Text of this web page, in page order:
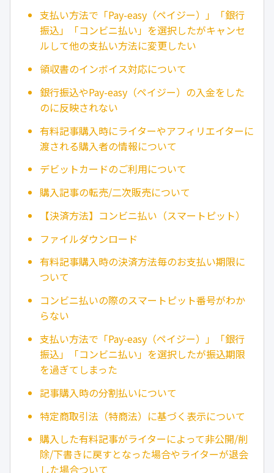
支払い方法で「Pay-easy（ペイジー）」「銀行
振込」「コンビニ払い」を選択したがキャンセ
ルして他の支払い方法に変更したい
領収書のインボイス対応について
銀行振込やPay-easy（ペイジー）の入金をした
のに反映されない
有料記事購入時にライターやアフィリエイターに
渡される購入者の情報について
デビットカードのご利用について
購入記事の転売/二次販売について
【決済方法】コンビニ払い（スマートピット）
ファイルダウンロード
有料記事購入時の決済方法毎のお支払い期限に
ついて
コンビニ払いの際のスマートピット番号がわか
らない
支払い方法で「Pay-easy（ペイジー）」「銀行
振込」「コンビニ払い」を選択したが振込期限
を過ぎてしまった
記事購入時の分割払いについて
特定商取引法（特商法）に基づく表示について
購入した有料記事がライターによって非公開/削
除/下書きに戻すとなった場合やライターが退会
した場合ついて